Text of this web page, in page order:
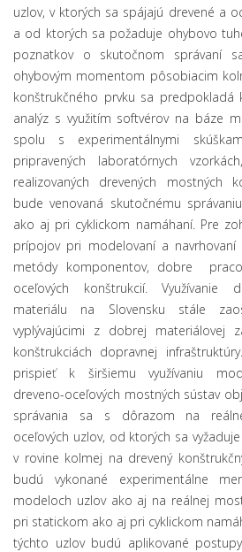
uzlov, v ktorých sa spájajú drevené a
a od ktorých sa požaduje ohybovo
poznatkov o skutočnom správaní
ohybovým momentom pôsobiacim
konštrukčného prvku sa predpokladá
analýz s využitím softvérov na báze
spolu s experimentálnymi
pripravených laboratórnych
realizovaných drevených mostných
bude venovaná skutočnému
ako aj pri cyklickom namáhaní. Pre
prípojov pri modelovaní a navrhovaní
metódy komponentov, dobre
oceľových konštrukcií. Využívanie
materiálu na Slovensku stále
vyplývajúcimi z dobrej materiálovej
konštrukciách dopravnej
prispieť k širšiemu využívaniu
dreveno-oceľových mostných sústav
správania sa s dôrazom na
oceľových uzlov, od ktorých sa
v rovine kolmej na drevený
budú vykonané experimentálne
modeloch uzlov ako aj na reálnej
pri statickom ako aj pri cyklickom
týchto uzlov budú aplikované